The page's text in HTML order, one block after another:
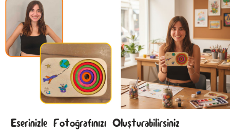
Eserinizle Fotoğrafınızı Oluşturabilirsiniz